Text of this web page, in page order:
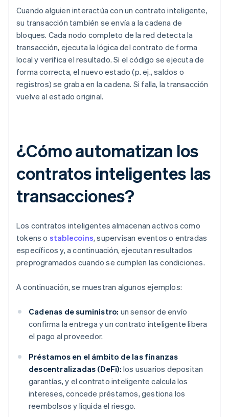
Cuando alguien interactúa con un contrato inteligente,
su transacción también se envía a la cadena de
bloques. Cada nodo completo de la red detecta la
transacción, ejecuta la lógica del contrato de forma
local y verifica el resultado. Si el código se ejecuta de
forma correcta, el nuevo estado (p. ej., saldos o
registros) se graba en la cadena. Si falla, la transacción
vuelve al estado original.
¿Cómo automatizan los
contratos inteligentes las
transacciones?
Los contratos inteligentes almacenan activos como
tokens o stablecoins, supervisan eventos o entradas
específicos y, a continuación, ejecutan resultados
preprogramados cuando se cumplen las condiciones.
A continuación, se muestran algunos ejemplos:
Cadenas de suministro: un sensor de envío
confirma la entrega y un contrato inteligente libera
el pago al proveedor.
Préstamos en el ámbito de las finanzas
descentralizadas (DeFi): los usuarios depositan
garantías, y el contrato inteligente calcula los
intereses, concede préstamos, gestiona los
reembolsos y liquida el riesgo.